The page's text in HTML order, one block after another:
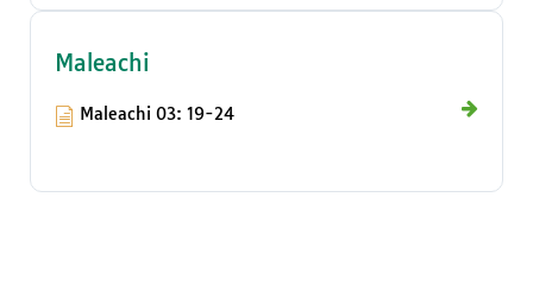
Maleachi
Maleachi 03: 19-24